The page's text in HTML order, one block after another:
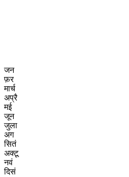
जन
फ़र
मार्च
अप्रै
मई
जून
जुला
अग
सितं
अक्टू
नवं
दिसं